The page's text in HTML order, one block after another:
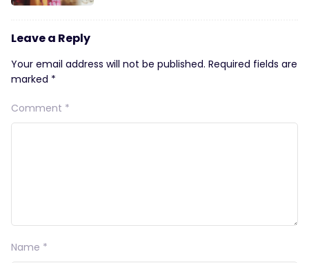
Leave a Reply
Your email address will not be published. Required fields are
marked *
Comment *
Name *